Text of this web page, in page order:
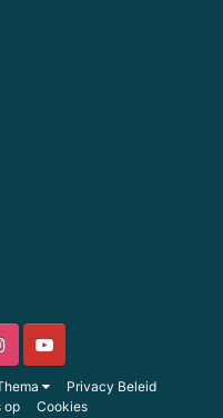
Privacy Beleid
op
Cookies